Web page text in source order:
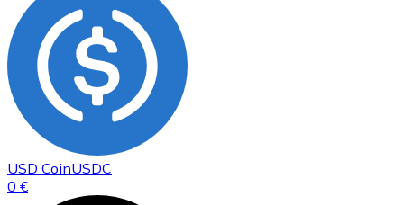
USD CoinUSDC
0 €